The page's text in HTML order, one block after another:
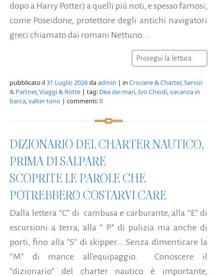
dopo a Harry Potter) a quelli più noti, e spesso famosi,
come Poseidone, protettore degli antichi navigatori
greci chiamato dai romani Nettuno...
Prosegui la lettura
pubblicato il31 Luglio 2026daadmin | in Crociere & Charter,Servizi
& Partner,Viaggi & Rotte | tag: Dea dei mari,Ivo Chiodi,vacanza in
barca,valter tono | commenti:0
DIZIONARIO DEL CHARTER NAUTICO,
PRIMA DI SALPARE
SCOPRITE LE PAROLE CHE
POTREBBERO COSTARVI CARE
Dalla lettera “C” di cambusa e carburante, alla “E” di
escursioni a terra, alla “ P” di pulizia ma anche di
porti, fino alla "S" di skipper... Senza dimenticare la
“M” di mance all'equipaggio. Conoscere il
“dizionario” del charter nautico è importante,